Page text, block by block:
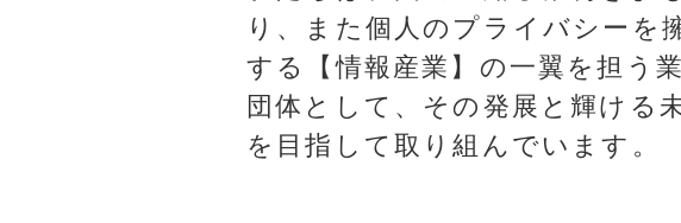
り、また個人のプライバシーを
する【情報産業】の一翼を担う
団体として、その発展と輝ける
を目指して取り組んでいます。